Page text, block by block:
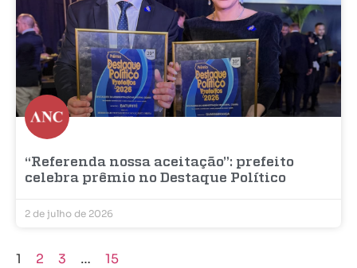
“Referenda nossa aceitação”: prefeito
celebra prêmio no Destaque Político
2 de julho de 2026
1 2 3 … 15